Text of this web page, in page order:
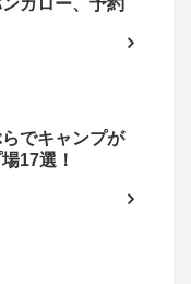
でキャンプが
17選！